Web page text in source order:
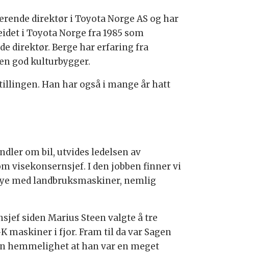
direktør i Toyota Norge AS og har
i Toyota Norge fra 1985 som
direktør. Berge har erfaring fra
god kulturbygger.
Han har også i mange år hatt
om bil, utvides ledelsen av
visekonsernsjef. I den jobben finner vi
med landbruksmaskiner, nemlig
siden Marius Steen valgte å tre
maskiner i fjor. Fram til da var Sagen
hemmelighet at han var en meget